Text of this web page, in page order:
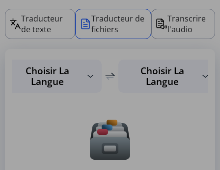
Traducteur
de texte
Traducteur de
fichiers
Transcrire
l'audio
Choisir La
Langue
Choisir La
Langue